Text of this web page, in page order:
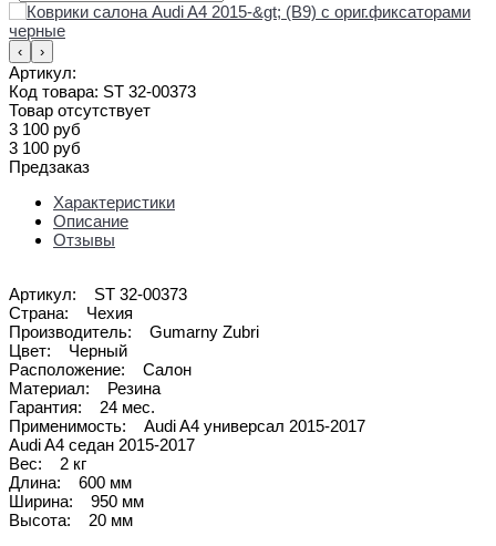
‹ ›
Артикул:
Код товара: ST 32-00373
Товар отсутствует
3 100 руб
3 100 руб
Предзаказ
Характеристики
Описание
Отзывы
Артикул: ST 32-00373
Страна: Чехия
Производитель: Gumarny Zubri
Цвет: Черный
Расположение: Салон
Материал: Резина
Гарантия: 24 мес.
Применимость: Audi A4 универсал 2015-2017
Audi A4 седан 2015-2017
Вес: 2 кг
Длина: 600 мм
Ширина: 950 мм
Высота: 20 мм